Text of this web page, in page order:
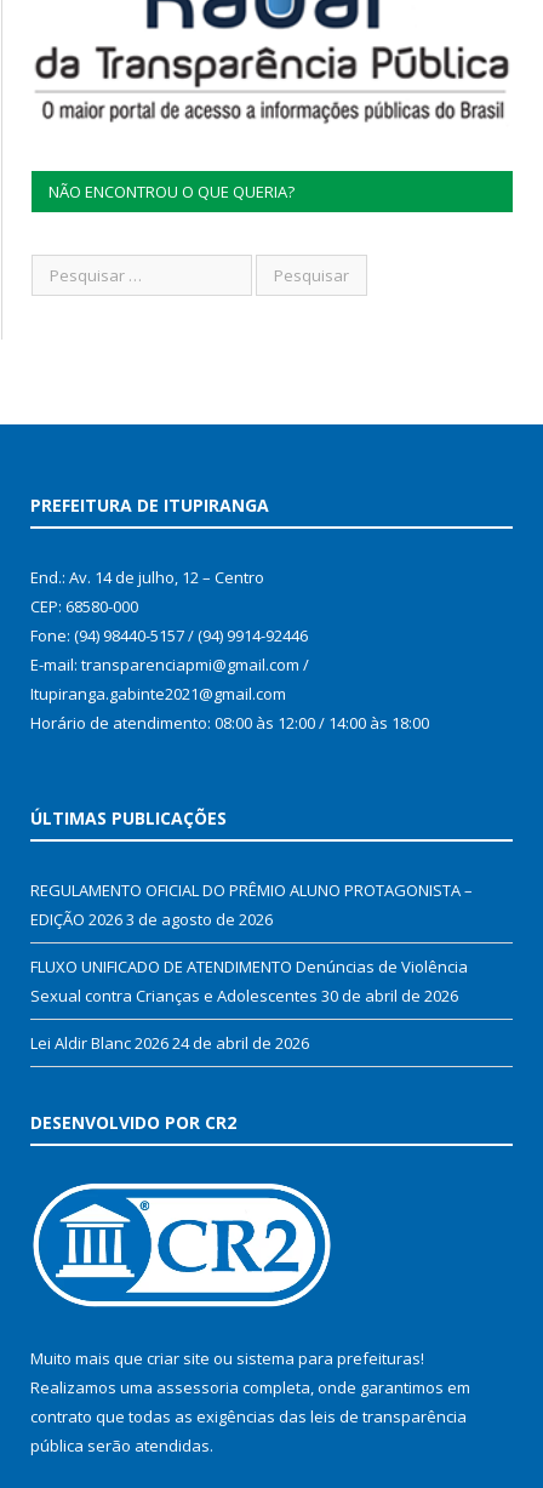
NÃO ENCONTROU O QUE QUERIA?
PREFEITURA DE ITUPIRANGA
End.: Av. 14 de julho, 12 – Centro
CEP: 68580-000
Fone: (94) 98440-5157 / (94) 9914-92446
E-mail: transparenciapmi@gmail.com /
Itupiranga.gabinte2021@gmail.com
Horário de atendimento: 08:00 às 12:00 / 14:00 às 18:00
ÚLTIMAS PUBLICAÇÕES
REGULAMENTO OFICIAL DO PRÊMIO ALUNO PROTAGONISTA –
EDIÇÃO 20263 de agosto de 2026
FLUXO UNIFICADO DE ATENDIMENTO Denúncias de Violência
Sexual contra Crianças e Adolescentes 30 de abril de 2026
Lei Aldir Blanc 202624 de abril de 2026
DESENVOLVIDO POR CR2
Muito mais que criar site ou sistema para prefeituras!
Realizamos uma assessoria completa, onde garantimos em
contrato que todas as exigências das leis de transparência
pública serão atendidas.